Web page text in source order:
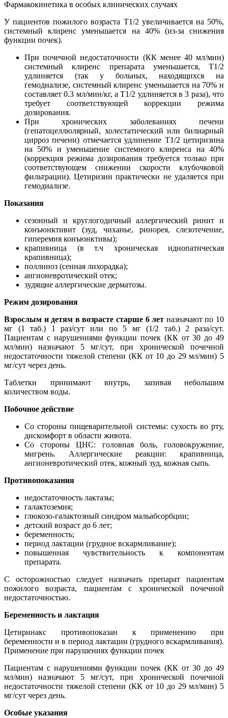
Фармакокинетика в особых клинических случаях
У пациентов пожилого возраста T1/2 увеличивается на 50%,
системный клиренс уменьшается на 40% (из-за снижения
функции почек).
При почечной недостаточности (КК менее 40 мл/мин)
системный клиренс препарата уменьшается, T1/2
удлиняется (так у больных, находящихся на
гемодиализе, системный клиренс уменьшается на 70% и
составляет 0.3 мл/мин/кг, а T1/2 удлиняется в 3 раза), что
требует соответствующей коррекции режима
дозирования.
При хронических заболеваниях печени
(гепатоцеллюлярный, холестатический или билиарный
цирроз печени) отмечается удлинение T1/2 цетиризина
на 50% и уменьшение системного клиренса на 40%
(коррекция режима дозирования требуется только при
соответствующем снижении скорости клубочковой
фильтрации). Цетиризин практически не удаляется при
гемодиализе.
Показания
сезонный и круглогодичный аллергический ринит и
конъюнктивит (зуд, чиханье, ринорея, слезотечение,
гиперемия конъюнктивы);
крапивница (в т.ч хроническая идиопатическая
крапивница);
поллиноз (сенная лихорадка);
ангионевротический отек;
зудящие аллергические дерматозы.
Режим дозирования
Взрослым и детям в возрасте старше 6 лет назначают по 10
мг (1 таб.) 1 раз/сут или по 5 мг (1/2 таб.) 2 раза/сут.
Пациентам с нарушениями функции почек (КК от 30 до 49
мл/мин) назначают 5 мг/сут, при хронической почечной
недостаточности тяжелой степени (КК от 10 до 29 мл/мин) 5
мг/сут через день.
Таблетки принимают внутрь, запивая небольшим
количеством воды.
Побочное действие
Со стороны пищеварительной системы: сухость во рту,
дискомфорт в области живота.
Со стороны ЦНС: головная боль, головокружение,
мигрень. Аллергические реакции: крапивница,
ангионевротический отек, кожный зуд, кожная сыпь.
Противопоказания
недостаточность лактазы;
галактоземия;
глюкозо-галактозный синдром мальабсорбции;
детский возраст до 6 лет;
беременность;
период лактации (грудное вскармливание);
повышенная чувствительность к компонентам
препарата.
С осторожностью следует назначать препарат пациентам
пожилого возраста, пациентам с хронической почечной
недостаточностью.
Беременность и лактация
Цетиринакс противопоказан к применению при
беременности и в период лактации (грудного вскармливания).
Применение при нарушениях функции почек
Пациентам с нарушениями функции почек (КК от 30 до 49
мл/мин) назначают 5 мг/сут, при хронической почечной
недостаточности тяжелой степени (КК от 10 до 29 мл/мин) 5
мг/сут через день.
Особые указания